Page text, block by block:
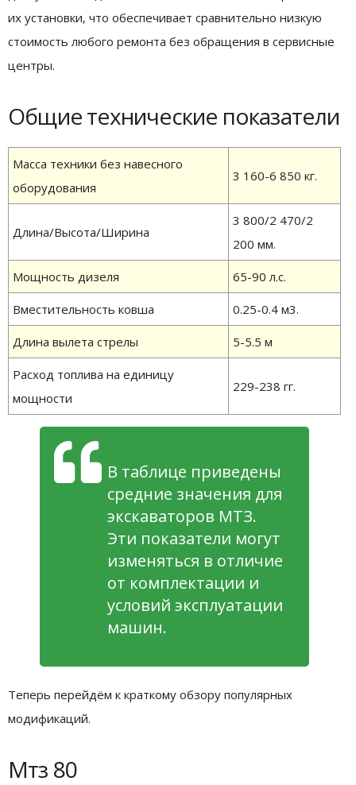
их установки, что обеспечивает сравнительно низкую
стоимость любого ремонта без обращения в сервисные
центры.
Общие технические показатели
Масса техники без навесного
оборудования
3 160-6 850 кг.
Длина/Высота/Ширина
3 800/2 470/2
200 мм.
Мощность дизеля 65-90 л.с.
Вместительность ковша 0.25-0.4 м3.
Длина вылета стрелы 5-5.5 м
Расход топлива на единицу
мощности
229-238 гг.
В таблице приведены
средние значения для
экскаваторов МТЗ.
Эти показатели могут
изменяться в отличие
от комплектации и
условий эксплуатации
машин.
Теперь перейдём к краткому обзору популярных
модификаций.
Мтз 80